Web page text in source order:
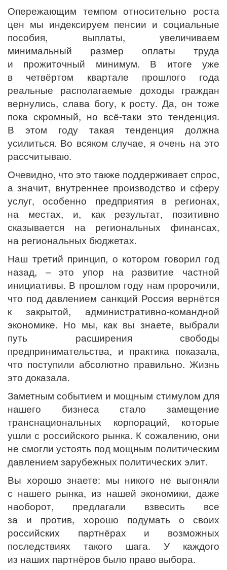
Опережающим темпом относительно роста
цен мы индексируем пенсии и социальные
пособия, выплаты, увеличиваем
минимальный размер оплаты труда
и прожиточный минимум. В итоге уже
в четвёртом квартале прошлого года
реальные располагаемые доходы граждан
вернулись, слава богу, к росту. Да, он тоже
пока скромный, но всё-таки это тенденция.
В этом году такая тенденция должна
усилиться. Во всяком случае, я очень на это
рассчитываю.
Очевидно, что это также поддерживает спрос,
а значит, внутреннее производство и сферу
услуг, особенно предприятия в регионах,
на местах, и, как результат, позитивно
сказывается на региональных финансах,
на региональных бюджетах.
Наш третий принцип, о котором говорил год
назад, – это упор на развитие частной
инициативы. В прошлом году нам пророчили,
что под давлением санкций Россия вернётся
к закрытой, административно-командной
экономике. Но мы, как вы знаете, выбрали
путь расширения свободы
предпринимательства, и практика показала,
что поступили абсолютно правильно. Жизнь
это доказала.
Заметным событием и мощным стимулом для
нашего бизнеса стало замещение
транснациональных корпораций, которые
ушли с российского рынка. К сожалению, они
не смогли устоять под мощным политическим
давлением зарубежных политических элит.
Вы хорошо знаете: мы никого не выгоняли
с нашего рынка, из нашей экономики, даже
наоборот, предлагали взвесить все
за и против, хорошо подумать о своих
российских партнёрах и возможных
последствиях такого шага. У каждого
из наших партнёров было право выбора.